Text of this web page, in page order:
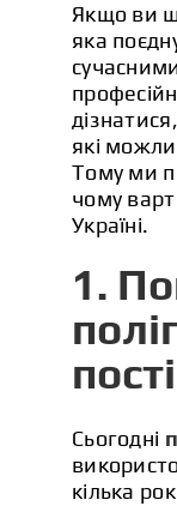
Якщо ви
яка
які
Тому ми
чому
Україні.
1.
Сьогодні
кілька